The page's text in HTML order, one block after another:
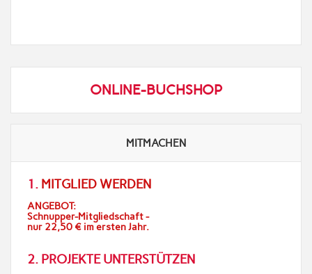
ONLINE-BUCHSHOP
MITMACHEN
1. MITGLIED WERDEN
ANGEBOT:
Schnupper-Mitgliedschaft -
nur 22,50 € im ersten Jahr.
2. PROJEKTE UNTERSTÜTZEN